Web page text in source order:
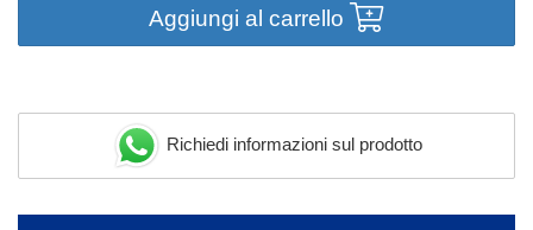
Aggiungi al carrello
Richiedi informazioni sul prodotto